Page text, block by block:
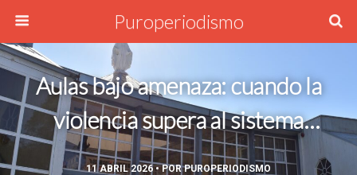
Puroperiodismo
11 ABRIL 2026 • POR PUROPERIODISMO
Aulas bajo amenaza: cuando la
violencia supera al sistema
escolar